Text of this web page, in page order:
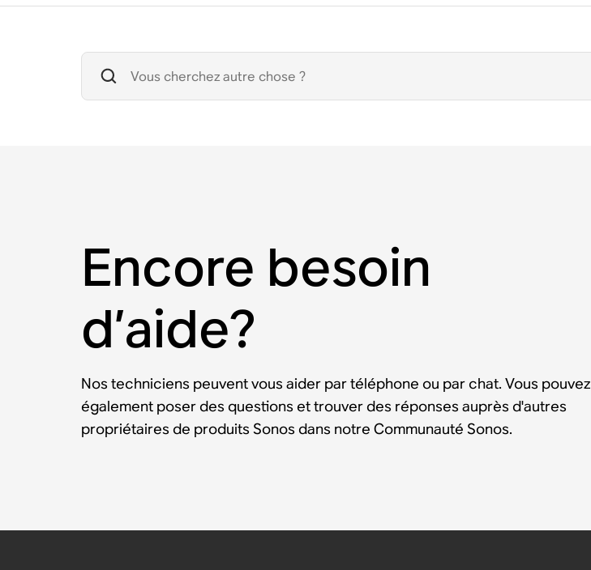
Encore besoin
d’aide?
Nos techniciens peuvent vous aider par téléphone ou par chat. Vous pouvez
également poser des questions et trouver des réponses auprès d'autres
propriétaires de produits Sonos dans notre Communauté Sonos.